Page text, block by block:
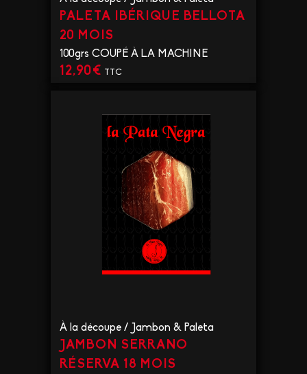
PALETA IBÉRIQUE BELLOTA
20 MOIS
100grs COUPÉ À LA MACHINE
12,90€ TTC
À la découpe / Jambon & Paleta
JAMBON SERRANO
RÉSERVA 18 MOIS